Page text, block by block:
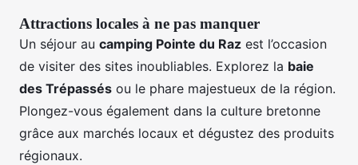
Attractions locales à ne pas manquer
Un séjour au camping Pointe du Raz est l’occasion
de visiter des sites inoubliables. Explorez la baie
des Trépassés ou le phare majestueux de la région.
Plongez-vous également dans la culture bretonne
grâce aux marchés locaux et dégustez des produits
régionaux.